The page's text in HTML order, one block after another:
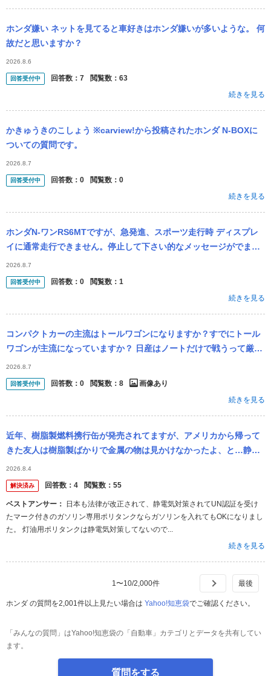
ホンダ嫌い ネットを見てると車好きはホンダ嫌いが多いような。 何
故だと思いますか？
2026.8.6
回答受付中 回答数： 7 閲覧数： 63
続きを見る
かきゅうきのこしょう ※carview!から投稿されたホンダ N-BOXに
ついての質問です。
2026.8.7
回答受付中 回答数： 0 閲覧数： 0
続きを見る
ホンダN-ワンRS6MTですが、急発進、スポーツ走行時 ディスプレ
イに通常走行できません。停止して下さい的なメッセージがでます
が、これは何故なのかと？異常が有りなのでしょうか？
2026.8.7
回答受付中 回答数： 0 閲覧数： 1
続きを見る
コンパクトカーの主流はトールワゴンになりますか？すでにトール
ワゴンが主流になっていますか？ 日産はノートだけで戦うって厳し
いでしょ。 ↓ホンダはトールワゴンカテゴリーに参戦を検討中。 ホ
ンダは...
2026.8.7
回答受付中 回答数： 0 閲覧数： 8
画像あり
続きを見る
近年、樹脂製燃料携行缶が発売されてますが、アメリカから帰って
きた友人は樹脂製ばかりで金属の物は見かけなかったよ、と…静電
気は日本よりすごいのになぜ、プラ製か不思議だと言っていたくら
いです。 もし...
2026.8.4
解決済み 回答数： 4 閲覧数： 55
ベストアンサー：
たマーク付きのガソリン専用ポリタンクならガソリンを入れてもOKになりまし
た。 灯油用ポリタンクは静電気対策してないので...
続きを見る
1 〜10/2,000件
ホンダ の質問を2,001件以上見たい場合は Yahoo!知恵袋でご確認ください。
「みんなの質問」はYahoo!知恵袋の「自動車」カテゴリとデータを共有してい
ます。
質問をする